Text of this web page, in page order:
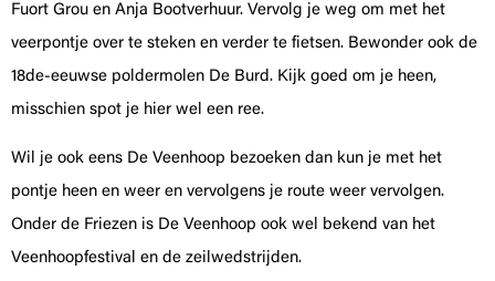
Fuort Grou en Anja Bootverhuur. Vervolg je weg om met het
veerpontje over te steken en verder te fietsen. Bewonder ook de
18de-eeuwse poldermolen De Burd. Kijk goed om je heen,
misschien spot je hier wel een ree.
Wil je ook eens De Veenhoop bezoeken dan kun je met het
pontje heen en weer en vervolgens je route weer vervolgen.
Onder de Friezen is De Veenhoop ook wel bekend van het
Veenhoopfestival en de zeilwedstrijden.